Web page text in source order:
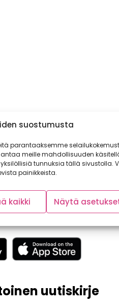
suostumusta
parantaaksemme
meille mahdollisuuden
tunnuksia tällä sivustolla.
painikkeista.
kaikki Näytä
uutiskirje